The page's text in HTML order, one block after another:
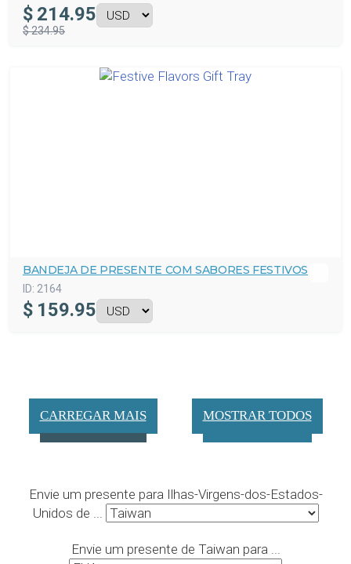
$ 214.95
$ 234.95
BANDEJA DE PRESENTE COM SABORES FESTIVOS
ID: 2164
$ 159.95
CARREGAR MAIS MOSTRAR TODOS
Envie um presente para Ilhas-Virgens-dos-Estados-
Unidos de ...
Envie um presente de Taiwan para ...